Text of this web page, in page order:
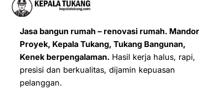
Jasa bangun rumah – renovasi rumah. Mandor
Proyek, Kepala Tukang, Tukang Bangunan,
Kenek berpengalaman. Hasil kerja halus, rapi,
presisi dan berkualitas, dijamin kepuasan
pelanggan.